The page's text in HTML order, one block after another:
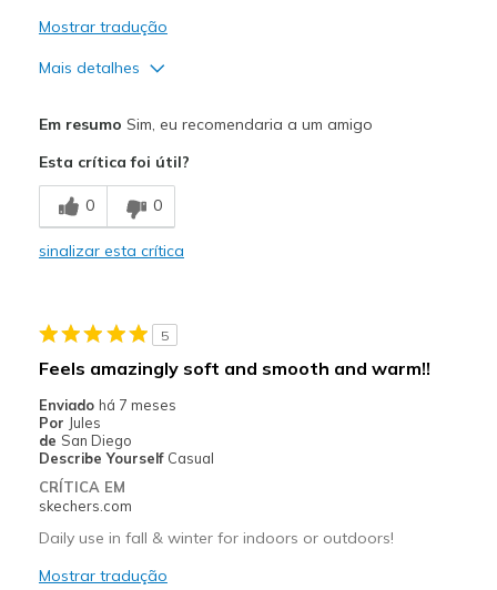
Mostrar tradução
Mais detalhes
Breathe Well
Comfortable
Going Out
Travel
Sizing
View On Shoes
Em resumo Sim, eu recomendaria a um amigo
Esta crítica foi útil?
0 0
sinalizar esta crítica
5
Feels amazingly soft and smooth and warm!!
Enviado há 7 meses
Por Jules
de San Diego
Describe Yourself Casual
CRÍTICA EM
skechers.com
Daily use in fall & winter for indoors or outdoors!
Mostrar tradução